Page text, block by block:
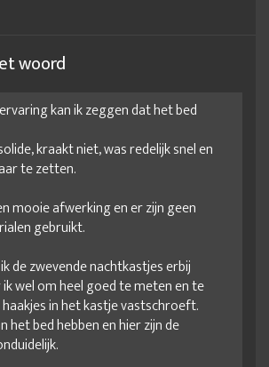
woord
kan ik zeggen dat het bed
kraakt niet, was redelijk snel en
te zetten.
mooie afwerking en er zijn geen
gebruikt.
de zwevende nachtkastjes erbij
wel om heel goed te meten en te
in het kastje vastschroeft.
het bed hebben en hier zijn de